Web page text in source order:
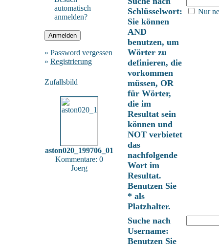
automatisch
anmelden?
» Password vergessen
» Registrierung
Zufallsbild
aston020_199706_01
Kommentare: 0
Joerg
Schlüsselwort:
Sie können
AND
benutzen, um
Wörter zu
definieren, die
vorkommen
müssen, OR
für Wörter,
die im
Resultat sein
können und
NOT verbietet
das
nachfolgende
Wort im
Resultat.
Benutzen Sie
* als
Platzhalter.
Nur
Suche nach
Username:
Benutzen Sie